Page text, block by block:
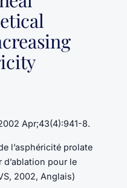
Apr;43(4):941-8.
l’asphéricité prolate
d’ablation pour le
2002, Anglais)